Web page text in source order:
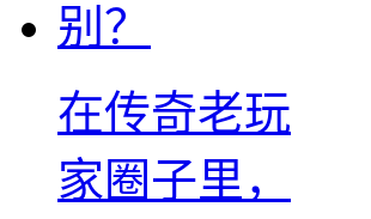
在传奇老玩
家圈子里，